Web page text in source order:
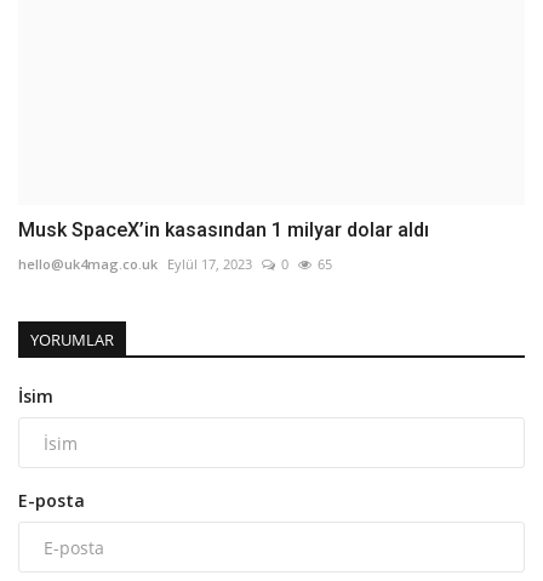
Musk SpaceX’in kasasından 1 milyar dolar aldı
hello@uk4mag.co.uk Eylül 17, 2023 0 65
YORUMLAR
İsim
E-posta